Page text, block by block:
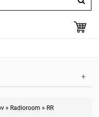
» Radioroom » RR